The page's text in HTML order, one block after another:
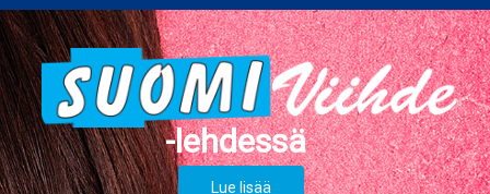
Lue lisää